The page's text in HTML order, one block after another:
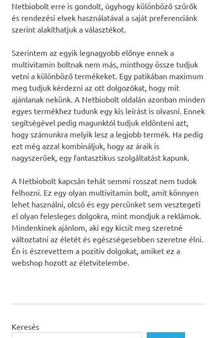
Netbiobolt erre is gondolt, úgyhogy különböző szűrők
és rendezési elvek használatával a saját preferenciánk
szerint alakíthatjuk a választékot.
Szerintem az egyik legnagyobb előnye ennek a
multivitamin boltnak nem más, minthogy össze tudjuk
vetni a különböző termékeket. Egy patikában maximum
meg tudjuk kérdezni az ott dolgozókat, hogy mit
ajánlanak nekünk. A Netbiobolt oldalán azonban minden
egyes termékhez tudunk egy kis leírást is olvasni. Ennek
segítségével pedig magunktól tudjuk eldönteni azt,
hogy számunkra melyik lesz a legjobb termék. Ha pedig
ezt még azzal kombináljuk, hogy az áraik is
nagyszerűek, egy fantasztikus szolgáltatást kapunk.
A Netbiobolt kapcsán tehát semmi rosszat nem tudok
felhozni. Ez egy olyan multivitamin bolt, amit könnyen
lehet használni, olcsó és egy percünket sem vesztegeti
el olyan felesleges dolgokra, mint mondjuk a reklámok.
Mindenkinek ajánlom, aki egy kicsit meg szeretné
változtatni az életét és egészségesebben szeretne élni.
Én is észrevettem a pozitív dolgokat, amiket ez a
webshop hozott az életvitelembe.
Keresés